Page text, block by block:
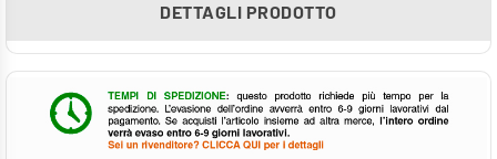
DETTAGLI PRODOTTO